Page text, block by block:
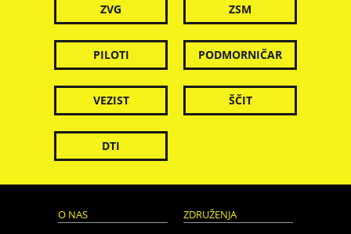
ZVG ZSM
PILOTI PODMORNIČAR
VEZIST ŠČIT
DTI
O NAS ZDRUŽENJA